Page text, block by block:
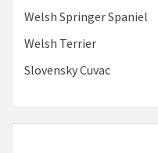
Welsh Springer Spaniel
Welsh Terrier
Slovensky Cuvac